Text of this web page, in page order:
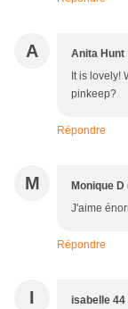
A Anita Hunt
It is lovely!
pinkeep?
Répondre
M Monique
J'aime
Répondre
I isabelle 44